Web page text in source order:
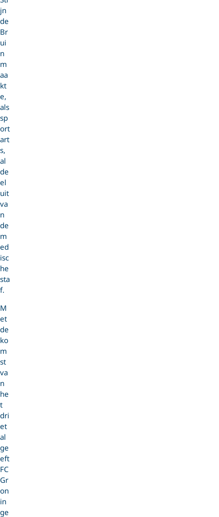
jn
de
Br
ui
n
m
aa
kt
e,
als
sp
ort
art
s,
al
de
el
uit
va
n
de
m
ed
isc
he
sta
f.
M
et
de
ko
m
st
va
n
he
t
dri
et
al
ge
eft
FC
Gr
on
in
ge